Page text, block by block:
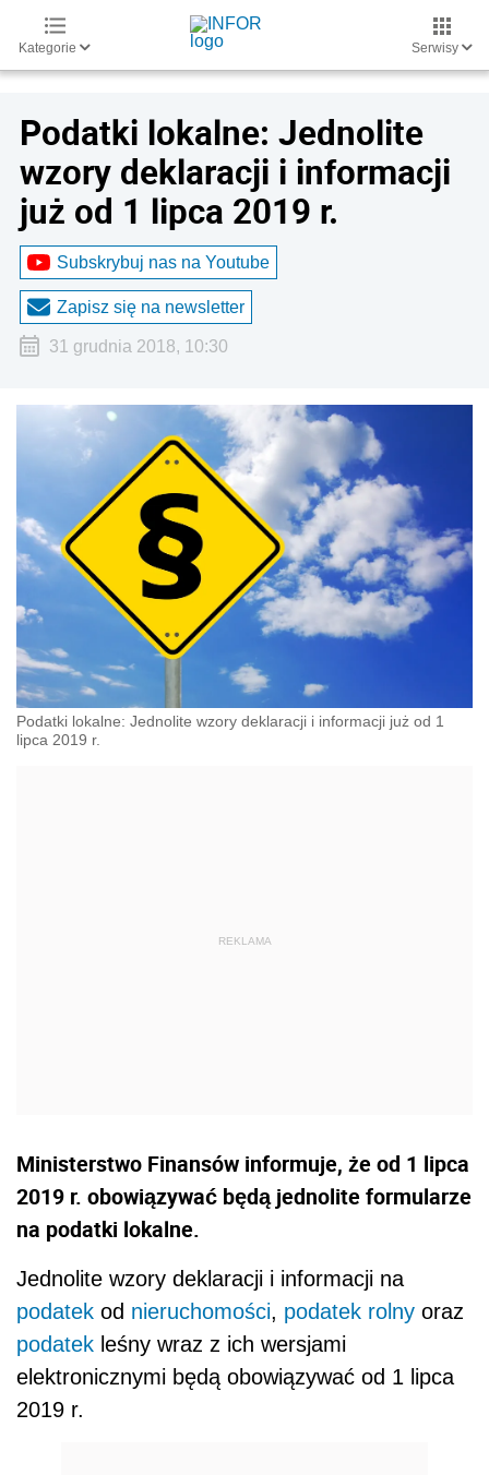
Kategorie Serwisy
Podatki lokalne: Jednolite
wzory deklaracji i informacji
już od 1 lipca 2019 r.
Subskrybuj nas na Youtube
Zapisz się na newsletter
31 grudnia 2018, 10:30
Podatki lokalne: Jednolite wzory deklaracji i informacji już od 1
lipca 2019 r.
Ministerstwo Finansów informuje, że od 1 lipca
2019 r. obowiązywać będą jednolite formularze
na podatki lokalne.
Jednolite wzory deklaracji i informacji na
podatek od nieruchomości, podatek rolny oraz
podatek leśny wraz z ich wersjami
elektronicznymi będą obowiązywać od 1 lipca
2019 r.